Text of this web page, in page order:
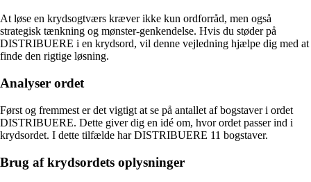
At løse en krydsogtværs kræver ikke kun ordforråd, men også
strategisk tænkning og mønster-genkendelse. Hvis du støder på
DISTRIBUERE i en krydsord, vil denne vejledning hjælpe dig med at
finde den rigtige løsning.
Analyser ordet
Først og fremmest er det vigtigt at se på antallet af bogstaver i ordet
DISTRIBUERE. Dette giver dig en idé om, hvor ordet passer ind i
krydsordet. I dette tilfælde har DISTRIBUERE 11 bogstaver.
Brug af krydsordets oplysninger